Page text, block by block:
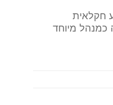
חקלאית
כמנהל מיוחד